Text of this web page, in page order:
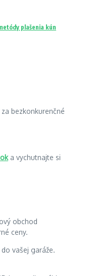
plašenia kún
za bezkonkurenčné
a vychutnajte si
obchod
ceny.
vašej garáže.